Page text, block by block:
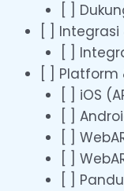
[ ]
[ ] Integrasi
[ ]
[ ]
[ ] iOS
[ ]
[ ]
[ ]
[ ]